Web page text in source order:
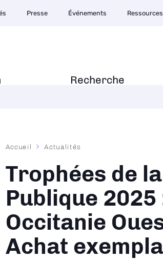
Recherche
Presse Événements Ressources
Fil
Accueil Actualités
Trophées de
Publique 2025
Occitanie
Achat